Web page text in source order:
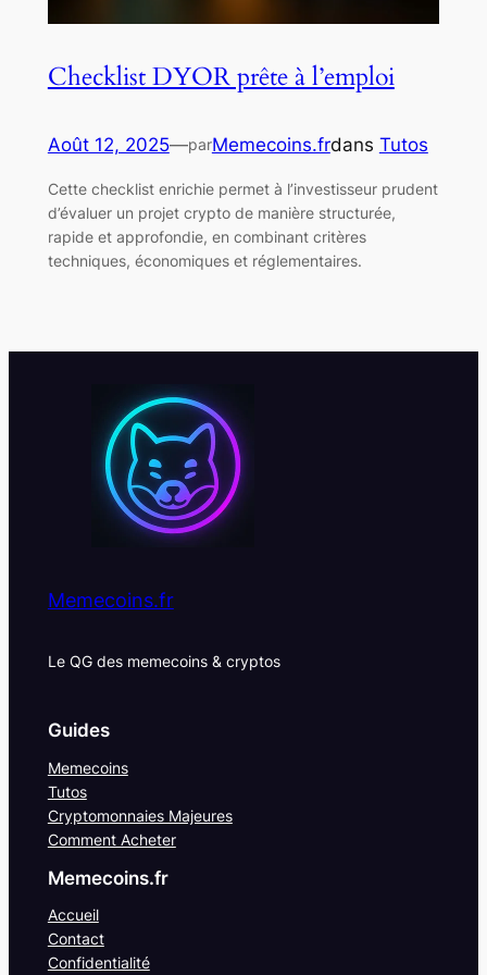
Checklist DYOR prête à l’emploi
Août 12, 2025—parMemecoins.frdans Tutos
Cette checklist enrichie permet à l’investisseur prudent
d’évaluer un projet crypto de manière structurée,
rapide et approfondie, en combinant critères
techniques, économiques et réglementaires.
Memecoins.fr
Le QG des memecoins & cryptos
Guides
Memecoins
Tutos
Cryptomonnaies Majeures
Comment Acheter
Memecoins.fr
Accueil
Contact
Confidentialité